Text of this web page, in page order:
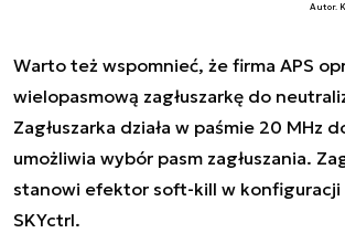
Autor.
Warto też wspomnieć, że firma APS
wielopasmową zagłuszarkę do
Zagłuszarka działa w paśmie 20 MHz
umożliwia wybór pasm zagłuszania.
stanowi efektor soft-kill w konfiguracji
SKYctrl.